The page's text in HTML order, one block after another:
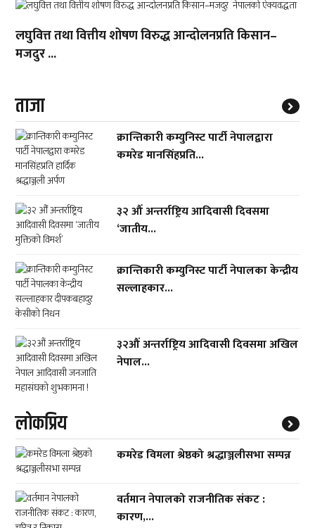
लघुवित्त तथा वित्तीय शोषण विरुद्ध आन्दोलनप्रति किसान–
मजदुर ...
ताजा
क्रान्तिकारी कम्युनिस्ट पार्टी नेपालद्वारा
कमरेड मानसिंहप्रति...
३२ औँ अन्तर्राष्ट्रिय आदिवासी दिवसमा
‘जातीय...
क्रान्तिकारी कम्युनिस्ट पार्टी नेपालका केन्द्रीय
सल्लाहकार...
३२औं अन्तर्राष्ट्रिय आदिवासी दिवसमा अखिल
नेपाल...
लाेकप्रिय
कमरेड विमला श्रेष्ठको श्रद्धाञ्जलीसभा सम्पन्न
वर्तमान नेपालको राजनीतिक संकट :
कारण,...